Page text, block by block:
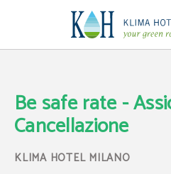
Be safe rate -
Cancellazione